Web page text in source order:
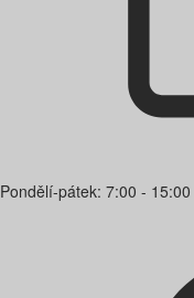
Pondělí-pátek: 7:00 - 15:00